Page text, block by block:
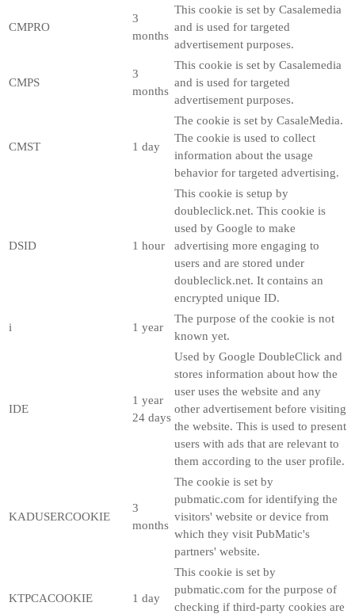
CMPRO
3
months
This cookie is set by Casalemedia
and is used for targeted
advertisement purposes.
CMPS
3
months
This cookie is set by Casalemedia
and is used for targeted
advertisement purposes.
CMST 1 day
The cookie is set by CasaleMedia.
The cookie is used to collect
information about the usage
behavior for targeted advertising.
DSID 1 hour
This cookie is setup by
doubleclick.net. This cookie is
used by Google to make
advertising more engaging to
users and are stored under
doubleclick.net. It contains an
encrypted unique ID.
i 1 year
The purpose of the cookie is not
known yet.
IDE
1 year
24 days
Used by Google DoubleClick and
stores information about how the
user uses the website and any
other advertisement before visiting
the website. This is used to present
users with ads that are relevant to
them according to the user profile.
KADUSERCOOKIE
3
months
The cookie is set by
pubmatic.com for identifying the
visitors' website or device from
which they visit PubMatic's
partners' website.
KTPCACOOKIE 1 day
This cookie is set by
pubmatic.com for the purpose of
checking if third-party cookies are